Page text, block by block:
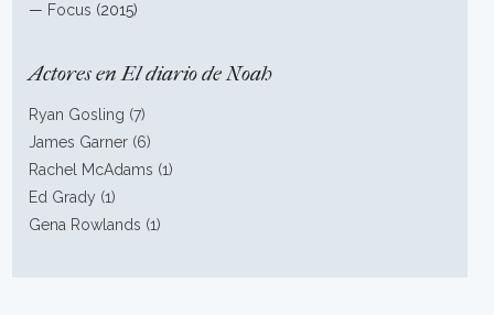
— Focus (2015)
Actores en El diario de Noah
Ryan Gosling (7)
James Garner (6)
Rachel McAdams (1)
Ed Grady (1)
Gena Rowlands (1)